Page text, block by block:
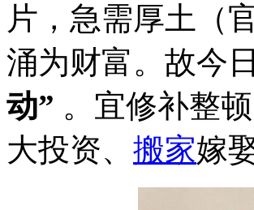
片，急需厚土（
涌为财富。故今
动” 。宜修补整
大投资、 搬家嫁